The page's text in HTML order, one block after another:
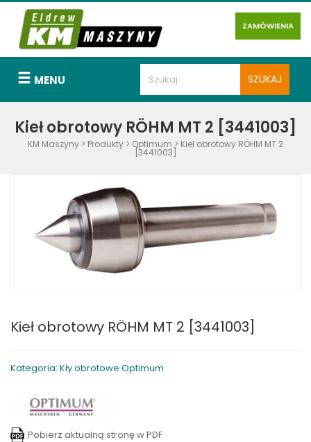
ZAMÓWIENIA
MENU
Kieł obrotowy RÖHM MT 2 [3441003]
KM Maszyny > Produkty > Optimum > Kieł obrotowy RÖHM MT 2
[3441003]
Kieł obrotowy RÖHM MT 2 [3441003]
Kategoria: Kły obrotowe Optimum
Pobierz aktualną stronę w PDF